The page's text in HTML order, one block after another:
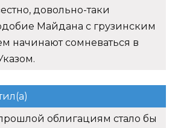
довольно-таки
Майдана с грузинским
начинают сомневаться в
облигациям стало бы